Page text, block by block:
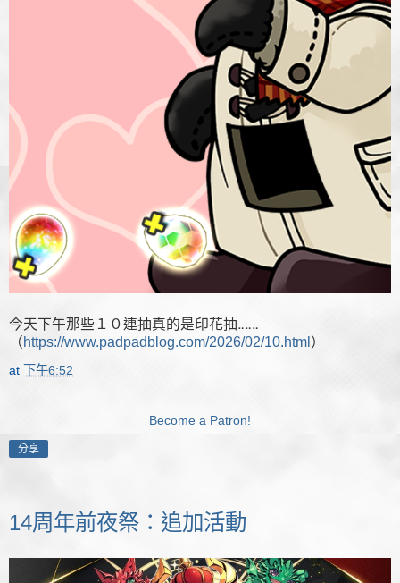
今天下午那些１０連抽真的是印花抽‥‥‥
（https://www.padpadblog.com/2026/02/10.html ）
at 下午6:52
Become a Patron!
分享
14周年前夜祭：追加活動